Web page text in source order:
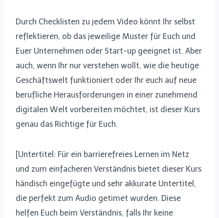
Durch Checklisten zu jedem Video könnt Ihr selbst
reflektieren, ob das jeweilige Muster für Euch und
Euer Unternehmen oder Start-up geeignet ist. Aber
auch, wenn Ihr nur verstehen wollt, wie die heutige
Geschäftswelt funktioniert oder Ihr euch auf neue
berufliche Herausforderungen in einer zunehmend
digitalen Welt vorbereiten möchtet, ist dieser Kurs
genau das Richtige für Euch.
[Untertitel: Für ein barrierefreies Lernen im Netz
und zum einfacheren Verständnis bietet dieser Kurs
händisch eingefügte und sehr akkurate Untertitel,
die perfekt zum Audio getimet wurden. Diese
helfen Euch beim Verständnis, falls Ihr keine